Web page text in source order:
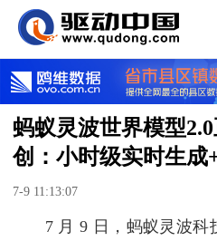
蚂蚁灵波世界模型
创：小时级实时生成
7-9 11:13:07
7 月 9 日，蚂蚁灵波